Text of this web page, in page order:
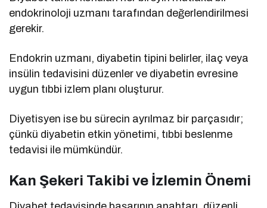
endokrinoloji uzmanı tarafından değerlendirilmesi
gerekir.
Endokrin uzmanı, diyabetin tipini belirler, ilaç veya
insülin tedavisini düzenler ve diyabetin evresine
uygun tıbbi izlem planı oluşturur.
Diyetisyen ise bu sürecin ayrılmaz bir parçasıdır;
çünkü diyabetin etkin yönetimi, tıbbi beslenme
tedavisi ile mümkündür.
Kan Şekeri Takibi ve İzlemin Önemi